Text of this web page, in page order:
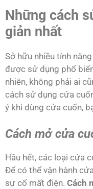
Những cách
giản nhất
Sở hữu nhiều tính
được sử dụng phổ
nhiên, không phải ai
cách sử dụng cửa
ý khi dùng cửa cuốn,
Cách mở cửa
Hầu hết, các loại cửa
Để có thể vận hành
sự cố mất điện. Cách